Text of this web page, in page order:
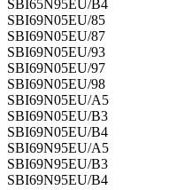
SBI65N95EU/B4
SBI69N05EU/85
SBI69N05EU/87
SBI69N05EU/93
SBI69N05EU/97
SBI69N05EU/98
SBI69N05EU/A5
SBI69N05EU/B3
SBI69N05EU/B4
SBI69N95EU/A5
SBI69N95EU/B3
SBI69N95EU/B4